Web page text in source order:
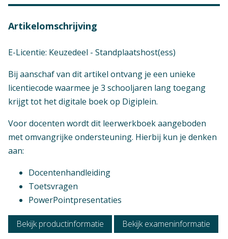
Context
Mbo: Keuzedelen
Vak
Praktijkvak
Opleiding / Kwalificatiedossier
Mbo - Toerisme en hospitality - Travel, leisure,
hospitality (TLH)
Artikelomschrijving
E-Licentie: Keuzedeel - Standplaatshost(ess)
Bij aanschaf van dit artikel ontvang je een unieke
licentiecode waarmee je 3 schooljaren lang toegang
krijgt tot het digitale boek op Digiplein.
Voor docenten wordt dit leerwerkboek aangeboden
met omvangrijke ondersteuning. Hierbij kun je denken
aan:
Docentenhandleiding
Toetsvragen
PowerPointpresentaties
Bekijk productinformatie Bekijk exameninformatie